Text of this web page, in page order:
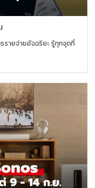
รายจ่ายอัจฉริยะ รู้ทุกจุดที่